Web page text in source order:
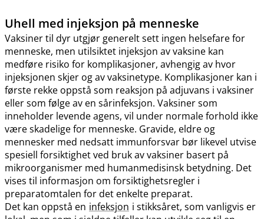
Uhell med injeksjon på menneske
Vaksiner til dyr utgjør generelt sett ingen helsefare for
menneske, men utilsiktet injeksjon av vaksine kan
medføre risiko for komplikasjoner, avhengig av hvor
injeksjonen skjer og av vaksinetype. Komplikasjoner kan i
første rekke oppstå som reaksjon på adjuvans i vaksiner
eller som følge av en sårinfeksjon. Vaksiner som
inneholder levende agens, vil under normale forhold ikke
være skadelige for menneske. Gravide, eldre og
mennesker med nedsatt immunforsvar bør likevel utvise
spesiell forsiktighet ved bruk av vaksiner basert på
mikroorganismer med humanmedisinsk betydning. Det
vises til informasjon om forsiktighetsregler i
preparatomtalen for det enkelte preparat.
Det kan oppstå en infeksjon i stikksåret, som vanligvis er